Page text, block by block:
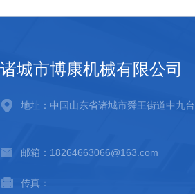
诸城市博康机械有限公司
地址：中国山东省诸城市舜王街道中九台
邮箱：18264663066@163.com
传真：